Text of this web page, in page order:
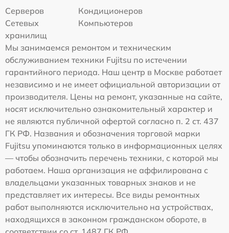
Серверов
Кондиционеров
Сетевых
хранилищ
Компьютеров
Мы занимаемся ремонтом и техническим
обслуживанием техники Fujitsu по истечении
гарантийного периода. Наш центр в Москве работает
независимо и не имеет официальной авторизации от
производителя. Цены на ремонт, указанные на сайте,
носят исключительно ознакомительный характер и
не являются публичной офертой согласно п. 2 ст. 437
ГК РФ. Названия и обозначения торговой марки
Fujitsu упоминаются только в информационных целях
— чтобы обозначить перечень техники, с которой мы
работаем. Наша организация не аффилирована с
владельцами указанных товарных знаков и не
представляет их интересы. Все виды ремонтных
работ выполняются исключительно на устройствах,
находящихся в законном гражданском обороте, в